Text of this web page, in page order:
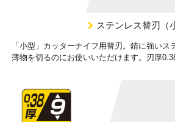
ステンレス替刃（
「小型」カッターナイフ用替刃。錆に強いス
薄物を切るのにお使いいただけます。刃厚